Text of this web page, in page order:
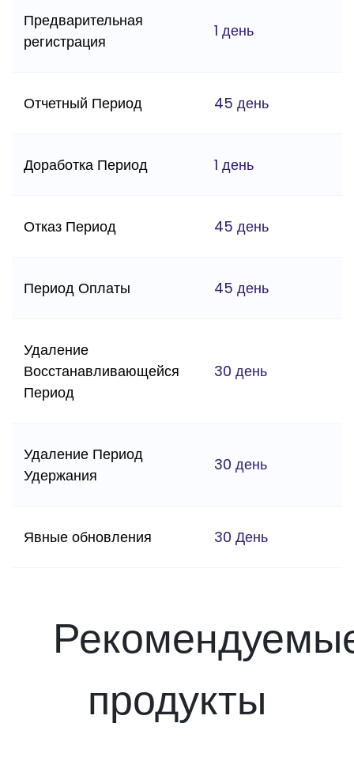
Предварительная
регистрация
1 день
Отчетный Период 45 день
Доработка Период 1 день
Отказ Период 45 день
Период Оплаты 45 день
Удаление
Восстанавливающейся
Период
30 день
Удаление Период
Удержания
30 день
Явные обновления 30 День
продукты